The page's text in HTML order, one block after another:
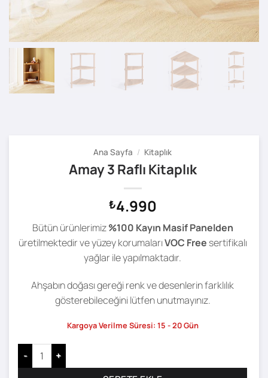
Ana Sayfa / Kitaplık
Amay 3 Raflı Kitaplık
₺4.990
Bütün ürünlerimiz%100 Kayın Masif Panelden
üretilmektedir ve yüzey korumalarıVOC Free sertifikalı
yağlar ile yapılmaktadır.
Ahşabın doğası gereği renk ve desenlerin farklılık
gösterebileceğini lütfen unutmayınız.
Kargoya Verilme Süresi: 15 - 20 Gün
Amay 3 Raflı Kitaplık adet